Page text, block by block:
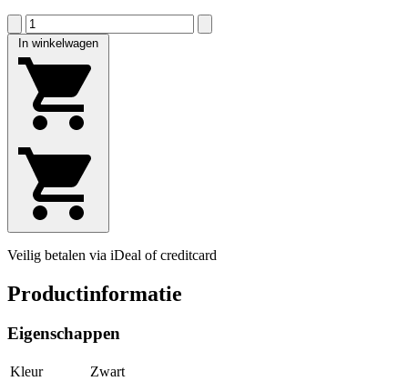
In winkelwagen
Veilig betalen via iDeal of creditcard
Productinformatie
Eigenschappen
Kleur
Zwart